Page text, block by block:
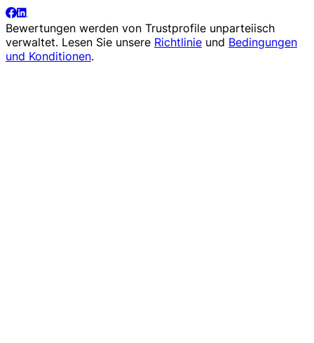
Bewertungen werden von Trustprofile unparteiisch
verwaltet. Lesen Sie unsere Richtlinie und Bedingungen
und Konditionen.